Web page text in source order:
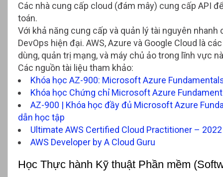
Các nhà cung cấp cloud (đám mây) cung cấp API
toán.
Với khả năng cung cấp và quản lý tài nguyên
DevOps hiện đại. AWS, Azure và Google Cloud là
dùng, quản trị mạng, và máy chủ ảo trong lĩnh vực
Các nguồn tài liệu tham khảo:
Khóa học AZ-900: Microsoft Azure
Khóa học Chứng chỉ Microsoft Azure
AZ-900 | Khóa học đầy đủ Microsoft Azure
dẫn học tập
Ultimate AWS Certified Cloud Practitioner – 2022
AWS Developer by A Cloud Guru
Học Thực hành Kỹ thuật Phần mềm